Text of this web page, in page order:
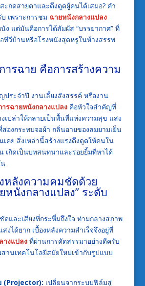
ะกดสายตาและดึงดูดผู้คนได้เสมอ? คำ
เพราะการชม ฉายหนังกลางแปลง
ง แต่มันคือการได้สัมผัส “บรรยากาศ” ที่
ทีวีบ้านหรือโรงหนังสุดหรูในห้างสรรพ
ารฉาย คือการสร้างความ
ประจำปี งานเลี้ยงสังสรรค์ หรืองาน
ารฉายหนังกลางแปลงคือหัวใจสำคัญที่
เปล่าให้กลายเป็นพื้นที่แห่งความสุข แสง
ส่องกระทบจอผ้า กลิ่นอายของลมยามเย็น
เคย สิ่งเหล่านี้สร้างแรงดึงดูดให้คนใน
เกิดเป็นบทสนทนาและรอยยิ้มที่หาได้
หลังความคมชัดด้วย
นังกลางแปลง” ระดับ
ดและเสียงที่กระหึ่มถึงใจ ท่ามกลางสภาพ
งได้ยาก เบื้องหลังความสำเร็จจึงอยู่ที่
างแปลงที่ผ่านการคัดสรรมาอย่างดีครับ
านเทคโนโลยีสมัยใหม่เข้ากับรูปแบบ
(Projector): เปลี่ยนจากระบบฟิล์มสู่